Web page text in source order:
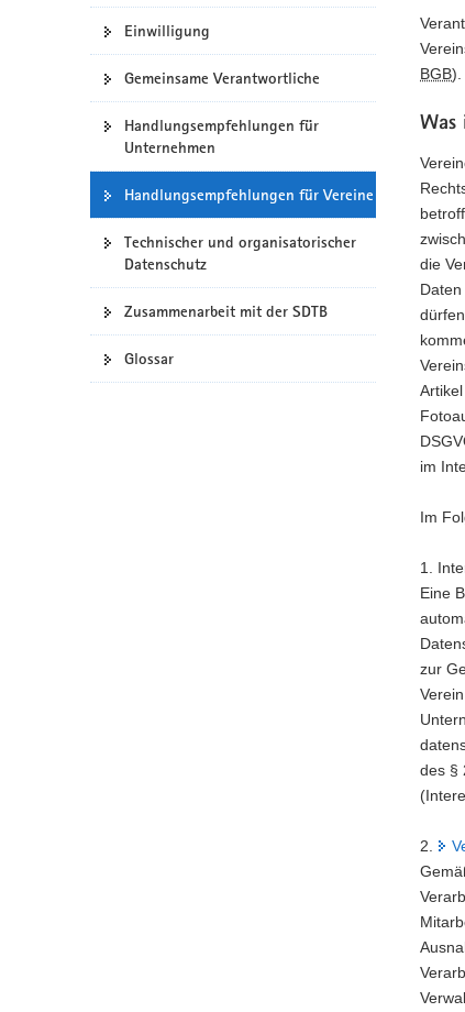
Einwilligung
Gemeinsame Verantwortliche
Handlungsempfehlungen für
Unternehmen
Handlungsempfehlungen für Vereine
Technischer und organisatorischer
Datenschutz
Zusammenarbeit mit der SDTB
Glossar
BGB).
Was
die
im
Im
1.
Eine
zur
des §
2.